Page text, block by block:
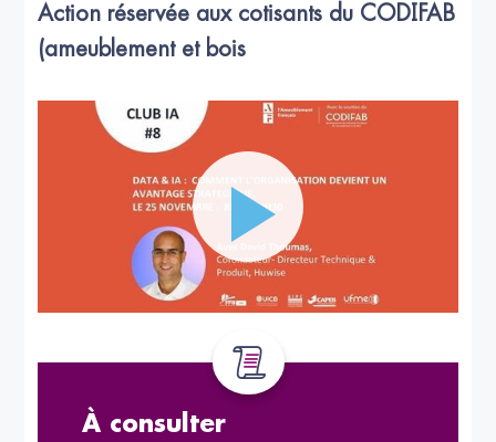
Action réservée aux cotisants du CODIFAB
(ameublement et bois
À consulter